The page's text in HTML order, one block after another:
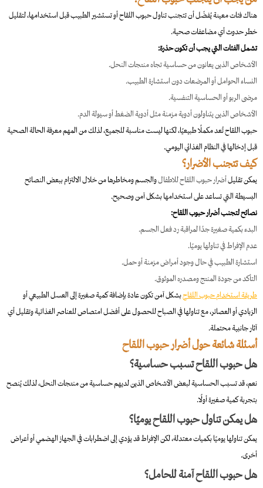
هناك فئات معينة يُفضّل أن تتجنب تناول حبوب اللقاح أو تستشير الطبيب قبل استخدامها، لتقليل
خطر حدوث أي مضاعفات صحية.
تشمل الفئات التي يجب أن تكون حذرة:
الأشخاص الذين يعانون من حساسية تجاه منتجات النحل.
النساء الحوامل أو المرضعات دون استشارة الطبيب.
مرضى الربو أو الحساسية التنفسية.
الأشخاص الذين يتناولون أدوية مزمنة مثل أدوية الضغط أو سيولة الدم.
حبوب اللقاح تُعد مكملًا طبيعيًا، لكنها ليست مناسبة للجميع، لذلك من المهم معرفة الحالة الصحية
قبل إدخالها في النظام الغذائي اليومي.
كيف تتجنب الأضرار؟
يمكن تقليلأضرار حبوب اللقاح للاطفالوالجسم ومخاطرها من خلال الالتزام ببعض النصائح
البسيطة التي تساعد على استخدامها بشكل آمن وصحيح.
نصائح لتجنب أضرار حبوب اللقاح:
البدء بكمية صغيرة جدًا لمراقبة رد فعل الجسم.
عدم الإفراط في تناولها يوميًا.
استشارة الطبيب في حال وجود أمراض مزمنة أو حمل.
التأكد من جودة المنتج ومصدره الموثوق.
طريقة استخدام حبوب اللقاحبشكل آمن تكون عادة بإضافة كمية صغيرة إلى العسل الطبيعي أو
الزبادي أو العصائر، مع تناولها في الصباح للحصول على أفضل امتصاص للعناصر الغذائية وتقليل أي
آثار جانبية محتملة.
أسئلة شائعة حول أضرار حبوب اللقاح
هل حبوب اللقاح تسبب حساسية؟
نعم، قد تسبب الحساسية لبعض الأشخاص الذين لديهم حساسية من منتجات النحل، لذلك يُنصح
بتجربة كمية صغيرة أولًا.
هل يمكن تناول حبوب اللقاح يوميًا؟
يمكن تناولها يوميًا بكميات معتدلة، لكن الإفراط قد يؤدي إلى اضطرابات في الجهاز الهضمي أو أعراض
أخرى.
هل حبوب اللقاح آمنة للحامل؟